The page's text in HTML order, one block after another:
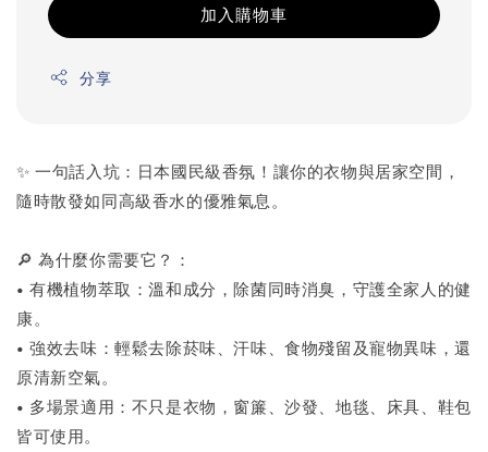
加入購物車
分享
✨ 一句話入坑：日本國民級香氛！讓你的衣物與居家空間，
隨時散發如同高級香水的優雅氣息。
🔎 為什麼你需要它？：
• 有機植物萃取：溫和成分，除菌同時消臭，守護全家人的健
康。
• 強效去味：輕鬆去除菸味、汗味、食物殘留及寵物異味，還
原清新空氣。
• 多場景適用：不只是衣物，窗簾、沙發、地毯、床具、鞋包
皆可使用。